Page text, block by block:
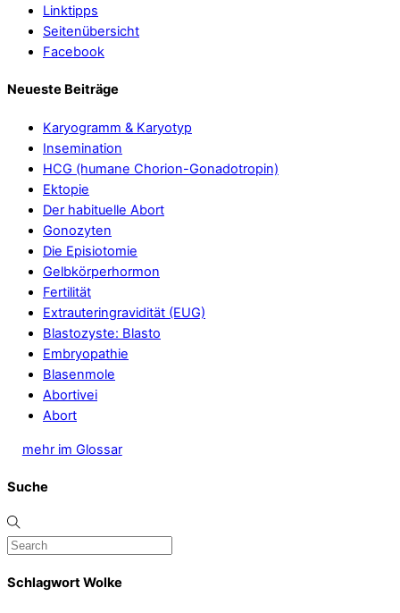
Linktipps
Seitenübersicht
Facebook
Neueste Beiträge
Karyogramm & Karyotyp
Insemination
HCG (humane Chorion-Gonadotropin)
Ektopie
Der habituelle Abort
Gonozyten
Die Episiotomie
Gelbkörperhormon
Fertilität
Extrauteringravidität (EUG)
Blastozyste: Blasto
Embryopathie
Blasenmole
Abortivei
Abort
mehr im Glossar
Suche
Schlagwort Wolke